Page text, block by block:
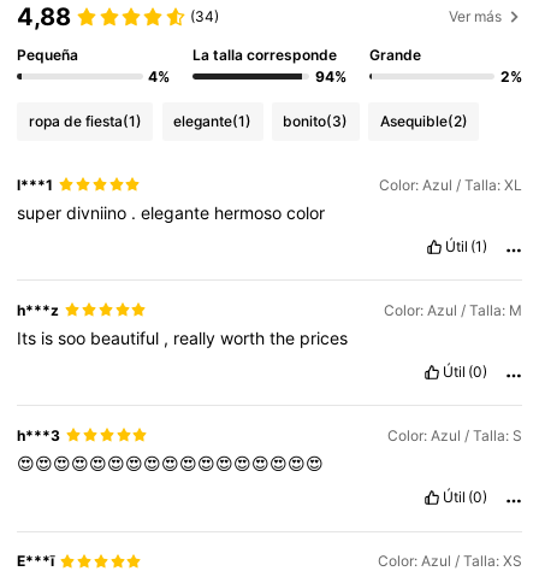
4,88 (34) Ver más
Pequeña
4%
La talla corresponde
94%
Grande
2%
ropa de fiesta(1) elegante(1) bonito(3) Asequible(2)
l***1 Color: Azul / Talla: XL
superdivniino .elegante hermosocolor
Útil (1)
h***z Color: Azul / Talla: M
Its issoo beautiful , reallyworththe prices
Útil (0)
h***3 Color: Azul / Talla: S
😍😍😍😍😍😍😍😍😍😍😍😍😍😍😍😍😍
Útil (0)
E***ī Color: Azul / Talla: XS